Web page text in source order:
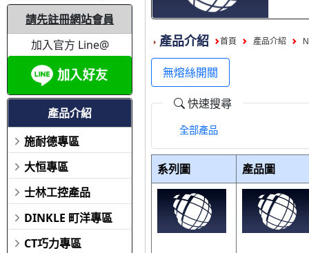
請先註冊網站會員
加入官方 Line@
產品介紹
施耐德專區
大恒專區
士林工控產品
DINKLE 町洋專區
CT巧力專區
產品介紹 首頁 產品介紹
無熔絲開關
快速搜尋
全部產品
系列圖 產品圖